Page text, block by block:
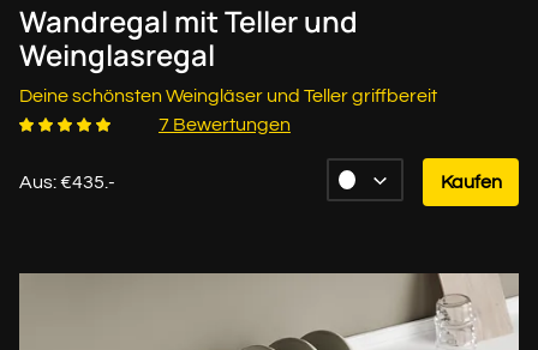
Wandregal mit Teller und
Weinglasregal
Deine schönsten Weingläser und Teller griffbereit
7 Bewertungen
Aus: €435.- Kaufen